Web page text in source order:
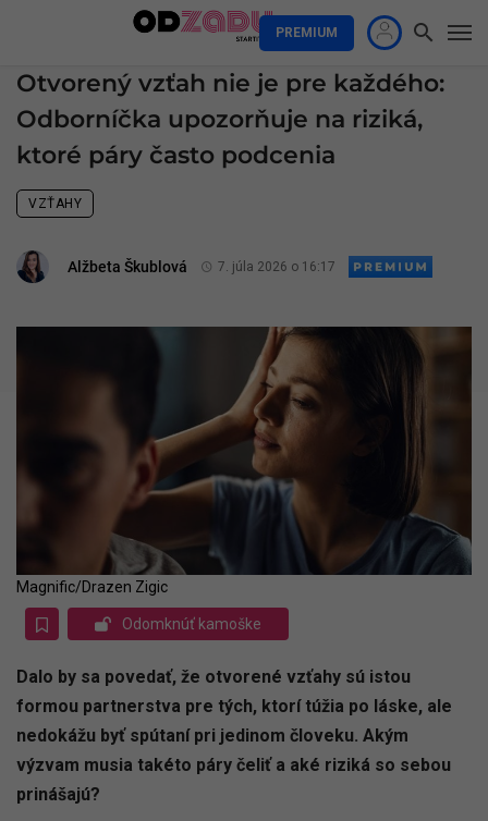
PREMIUM
Otvorený vzťah nie je pre každého:
Odborníčka upozorňuje na riziká,
ktoré páry často podcenia
VZŤAHY
Alžbeta Škublová 7. júla 2026 o 16:17
Magnific/Drazen Zigic
Odomknúť kamoške
Dalo by sa povedať, že otvorené vzťahy sú istou
formou partnerstva pre tých, ktorí túžia po láske, ale
nedokážu byť spútaní pri jedinom človeku. Akým
výzvam musia takéto páry čeliť a aké riziká so sebou
prinášajú?